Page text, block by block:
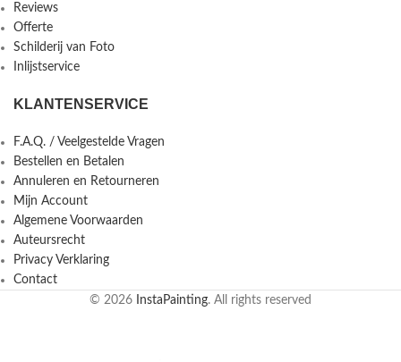
Reviews
Offerte
Schilderij van Foto
Inlijstservice
KLANTENSERVICE
F.A.Q. / Veelgestelde Vragen
Bestellen en Betalen
Annuleren en Retourneren
Mijn Account
Algemene Voorwaarden
Auteursrecht
Privacy Verklaring
Contact
© 2026
InstaPainting. All rights reserved